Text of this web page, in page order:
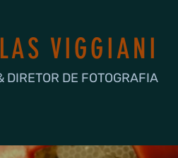
VIGGIANI
DIRETOR DE FOTOGRAFIA